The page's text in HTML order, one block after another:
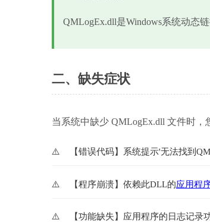
QMLogEx.dll是Windows系统动态
二、缺失症状
当系统中缺少 QMLogEx.dll 文件时，
【错误代码】系统提示'无法找到
【程序崩溃】依赖此DLL的应用程
【功能缺失】应用程序的日志记录